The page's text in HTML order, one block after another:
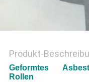
Produkt-
Geformtes
Rollen